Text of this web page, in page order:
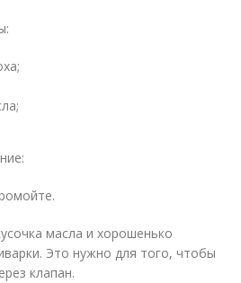
масла и хорошенько
Это нужно для того, чтобы
клапан.